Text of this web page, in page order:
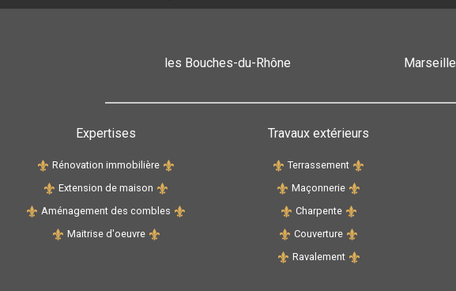
les Bouches-du-Rhône Marseille
Expertises
Rénovation immobilière
Extension de maison
Aménagement des combles
Maitrise d'oeuvre
Travaux extérieurs
Terrassement
Maçonnerie
Charpente
Couverture
Ravalement